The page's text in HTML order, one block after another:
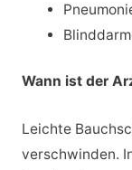
Wann ist der
Leichte
verschwinden.